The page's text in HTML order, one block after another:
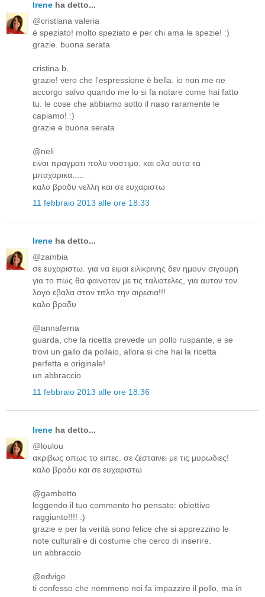
Irene ha detto...
@cristiana valeria
è speziato! molto speziato e per chi ama le spezie! :)
grazie. buona serata
cristina b.
grazie! vero che l'espressione è bella. io non me ne
accorgo salvo quando me lo si fa notare come hai fatto
tu. le cose che abbiamo sotto il naso raramente le
capiamo! :)
grazie e buona serata
@neli
ειναι πραγματι πολυ νοστιμο. και ολα αυτα τα
μπαχαρικα.....
καλο βραδυ νελλη και σε ευχαριστω
11 febbraio 2013 alle ore 18:33
Irene ha detto...
@zambia
σε ευχαριστω. για να ειμαι ειλικρινης δεν ημουν σιγουρη
για το πως θα φαινοταν με τις ταλιατελες, για αυτον τον
λογο εβαλα στον τιτλο την αιρεσια!!!
καλο βραδυ
@annaferna
guarda, che la ricetta prevede un pollo ruspante, e se
trovi un gallo da pollaio, allora si che hai la ricetta
perfetta e originale!
un abbraccio
11 febbraio 2013 alle ore 18:36
Irene ha detto...
@loulou
ακριβως οπως το ειπες. σε ζεσταινει με τις μυρωδιες!
καλο βραδυ και σε ευχαριστω
@gambetto
leggendo il tuo commento ho pensato: obiettivo
raggiunto!!!! :)
grazie e per la verità sono felice che si apprezzino le
note culturali e di costume che cerco di inserire.
un abbraccio
@edvige
ti confesso che nemmeno noi fa impazzire il pollo, ma in